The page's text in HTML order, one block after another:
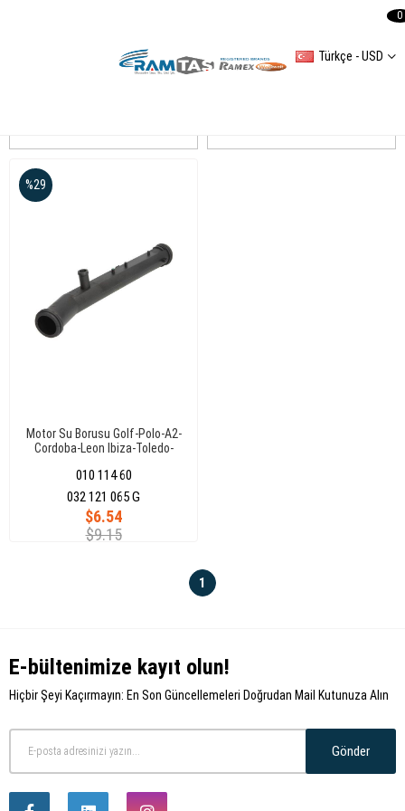
Türkçe - USD
0
Motor Su Borusu Golf-Polo-A2-
Cordoba-Leon Ibiza-Toledo-
010 114 60
$6.54
$9.15
%29
032 121 065 G
1
E-bültenimize kayıt olun!
Hiçbir Şeyi Kaçırmayın: En Son Güncellemeleri Doğrudan Mail Kutunuza Alın
Gönder